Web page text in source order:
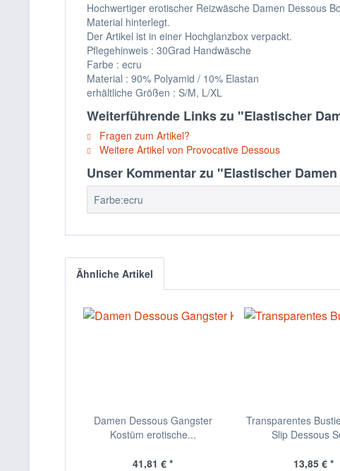
Hochwertiger erotischer Reizwäsche Damen Dessous
Material hinterlegt.
Der Artikel ist in einer Hochglanzbox verpackt.
Pflegehinweis : 30Grad Handwäsche
Farbe : ecru
Material : 90% Polyamid / 10% Elastan
erhältliche Größen : S/M, L/XL
Weiterführende Links zu "Elastischer
Fragen zum Artikel?
Weitere Artikel von Provocative Dessous
Unser Kommentar zu "Elastischer
Farbe:ecru
Ähnliche Artikel
Damen Dessous Gangster
Kostüm erotische...
41,81 € *
Transparentes
Slip Dessous
13,85 € *